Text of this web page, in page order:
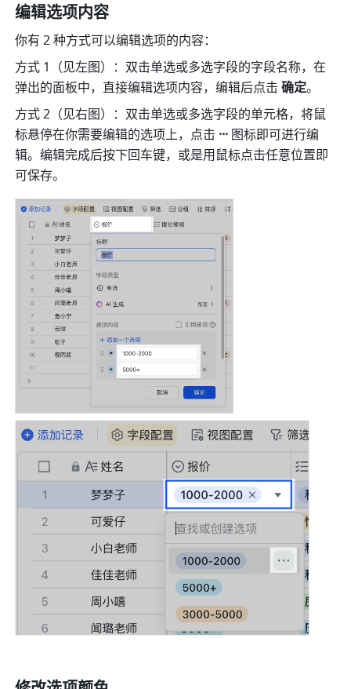
编辑选项内容
你有 2 种方式可以编辑选项的内容：
方式 1（见左图）：双击单选或多选字段的字段名称，在
弹出的面板中，直接编辑选项内容，编辑后点击 确定。
方式 2（见右图）：双击单选或多选字段的单元格，将鼠
标悬停在你需要编辑的选项上，点击 ··· 图标即可进行编
辑。编辑完成后按下回车键，或是用鼠标点击任意位置即
可保存。